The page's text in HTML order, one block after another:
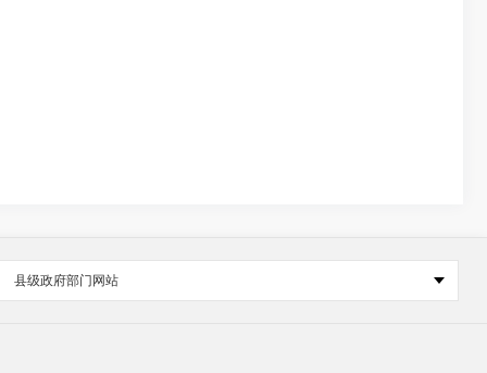
县级政府部门网站